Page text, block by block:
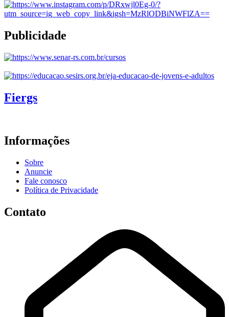
Publicidade
Fiergs
Informações
Sobre
Anuncie
Fale conosco
Política de Privacidade
Contato